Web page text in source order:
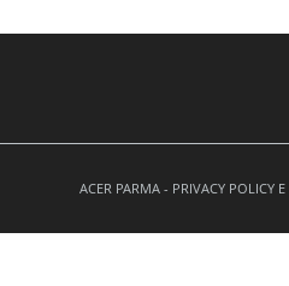
ACER PARMA - PRIVACY POLICY